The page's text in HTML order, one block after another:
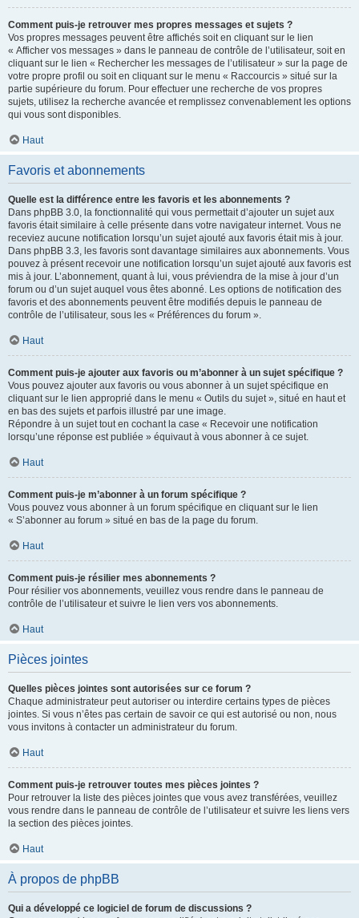
Comment puis-je retrouver mes propres messages et sujets ?
Vos propres messages peuvent être affichés soit en cliquant sur le lien
« Afficher vos messages » dans le panneau de contrôle de l’utilisateur, soit en
cliquant sur le lien « Rechercher les messages de l’utilisateur » sur la page de
votre propre profil ou soit en cliquant sur le menu « Raccourcis » situé sur la
partie supérieure du forum. Pour effectuer une recherche de vos propres
sujets, utilisez la recherche avancée et remplissez convenablement les options
qui vous sont disponibles.
Haut
Favoris et abonnements
Quelle est la différence entre les favoris et les abonnements ?
Dans phpBB 3.0, la fonctionnalité qui vous permettait d’ajouter un sujet aux
favoris était similaire à celle présente dans votre navigateur internet. Vous ne
receviez aucune notification lorsqu’un sujet ajouté aux favoris était mis à jour.
Dans phpBB 3.3, les favoris sont davantage similaires aux abonnements. Vous
pouvez à présent recevoir une notification lorsqu’un sujet ajouté aux favoris est
mis à jour. L’abonnement, quant à lui, vous préviendra de la mise à jour d’un
forum ou d’un sujet auquel vous êtes abonné. Les options de notification des
favoris et des abonnements peuvent être modifiés depuis le panneau de
contrôle de l’utilisateur, sous les « Préférences du forum ».
Haut
Comment puis-je ajouter aux favoris ou m’abonner à un sujet spécifique ?
Vous pouvez ajouter aux favoris ou vous abonner à un sujet spécifique en
cliquant sur le lien approprié dans le menu « Outils du sujet », situé en haut et
en bas des sujets et parfois illustré par une image.
Répondre à un sujet tout en cochant la case « Recevoir une notification
lorsqu’une réponse est publiée » équivaut à vous abonner à ce sujet.
Haut
Comment puis-je m’abonner à un forum spécifique ?
Vous pouvez vous abonner à un forum spécifique en cliquant sur le lien
« S’abonner au forum » situé en bas de la page du forum.
Haut
Comment puis-je résilier mes abonnements ?
Pour résilier vos abonnements, veuillez vous rendre dans le panneau de
contrôle de l’utilisateur et suivre le lien vers vos abonnements.
Haut
Pièces jointes
Quelles pièces jointes sont autorisées sur ce forum ?
Chaque administrateur peut autoriser ou interdire certains types de pièces
jointes. Si vous n’êtes pas certain de savoir ce qui est autorisé ou non, nous
vous invitons à contacter un administrateur du forum.
Haut
Comment puis-je retrouver toutes mes pièces jointes ?
Pour retrouver la liste des pièces jointes que vous avez transférées, veuillez
vous rendre dans le panneau de contrôle de l’utilisateur et suivre les liens vers
la section des pièces jointes.
Haut
À propos de phpBB
Qui a développé ce logiciel de forum de discussions ?